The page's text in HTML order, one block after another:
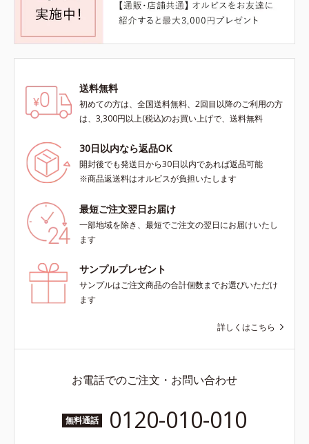
送料無料
初めての方は、全国送料無料、2回目以降のご利用の方
は、3,300円以上(税込)のお買い上げで、送料無料
30日以内なら返品OK
開封後でも発送日から30日以内であれば返品可能
※商品返送料はオルビスが負担いたします
最短ご注文翌日お届け
一部地域を除き、最短でご注文の翌日にお届けいたし
ます
サンプルプレゼント
サンプルはご注文商品の合計個数までお選びいただけ
ます
詳しくはこちら
お電話でのご注文・お問い合わせ
無料通話 0120-010-010